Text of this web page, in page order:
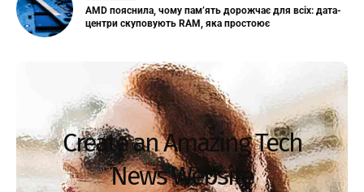
AMD пояснила, чому пам’ять дорожчає для всіх: дата-
центри скуповують RAM, яка простоює
Create an Amazing Tech
News Website